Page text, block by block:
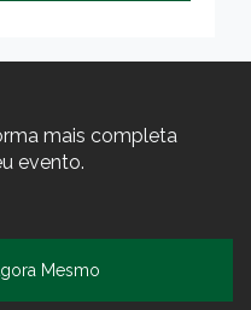
mais completa
evento.
Mesmo